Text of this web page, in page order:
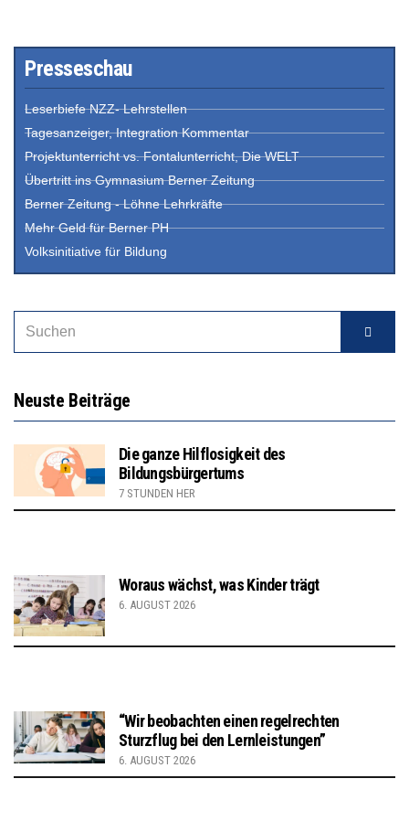
Presseschau
Leserbiefe NZZ- Lehrstellen
Tagesanzeiger, Integration Kommentar
Projektunterricht vs. Fontalunterricht, Die WELT
Übertritt ins Gymnasium Berner Zeitung
Berner Zeitung - Löhne Lehrkräfte
Mehr Geld für Berner PH
Volksinitiative für Bildung
Neuste Beiträge
Die ganze Hilflosigkeit des
Bildungsbürgertums
7 STUNDEN HER
Woraus wächst, was Kinder trägt
6. AUGUST 2026
“Wir beobachten einen regelrechten
Sturzflug bei den Lernleistungen”
6. AUGUST 2026